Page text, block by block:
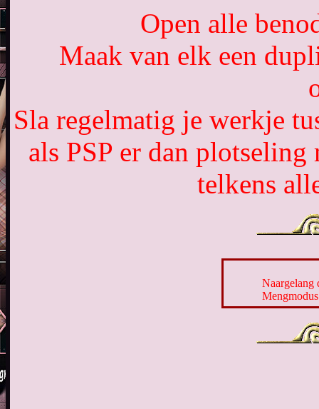
Open alle
Maak van elk een
Sla regelmatig je werkje
als PSP er dan
telkens
Naargelang